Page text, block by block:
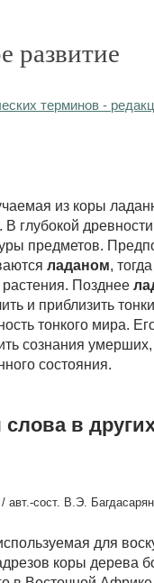
развитие
терминов -
из коры
В глубокой
предметов.
ладаном ,
Позднее
и приблизить
тонкого мира.
сознания умерших,
состояния.
в
авт.-сост. В.Э.
для
коры дерева